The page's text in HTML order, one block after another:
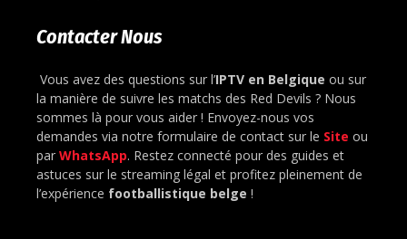
Contacter Nous
Vous avez des questions sur l’IPTV en Belgique ou sur
la manière de suivre les matchs des Red Devils ? Nous
sommes là pour vous aider ! Envoyez-nous vos
demandes via notre formulaire de contact sur le Site ou
par WhatsApp. Restez connecté pour des guides et
astuces sur le streaming légal et profitez pleinement de
l’expérience footballistique belge !